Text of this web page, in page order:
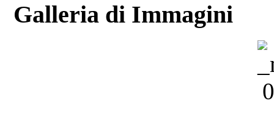
Galleria di Immagini